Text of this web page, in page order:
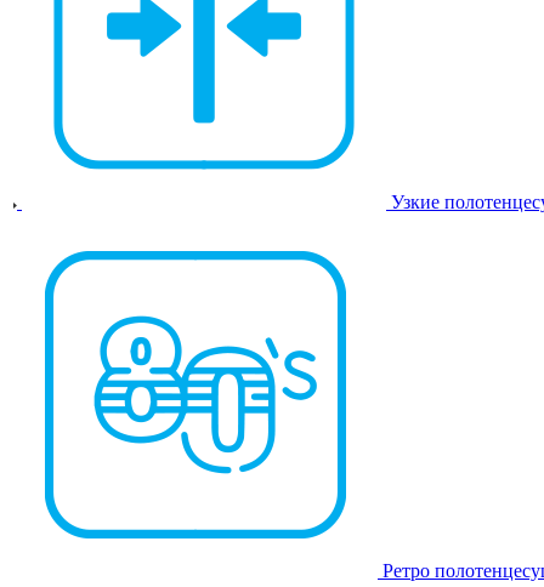
Узкие
Ретро